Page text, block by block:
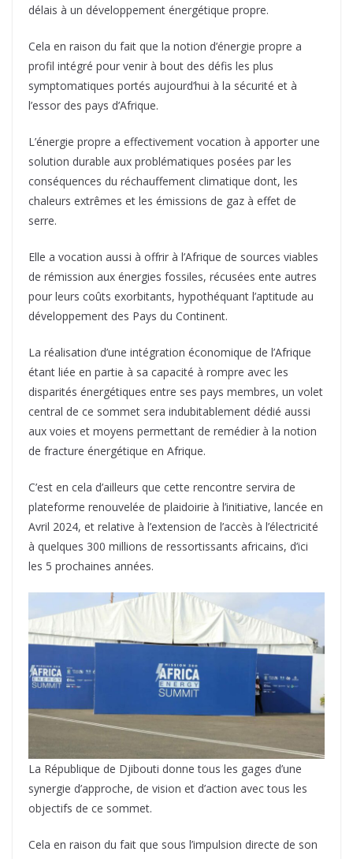
délais à un développement énergétique propre.
Cela en raison du fait que la notion d’énergie propre a
profil intégré pour venir à bout des défis les plus
symptomatiques portés aujourd’hui à la sécurité et à
l’essor des pays d’Afrique.
L’énergie propre a effectivement vocation à apporter une
solution durable aux problématiques posées par les
conséquences du réchauffement climatique dont, les
chaleurs extrêmes et les émissions de gaz à effet de
serre.
Elle a vocation aussi à offrir à l’Afrique de sources viables
de rémission aux énergies fossiles, récusées ente autres
pour leurs coûts exorbitants, hypothéquant l’aptitude au
développement des Pays du Continent.
La réalisation d’une intégration économique de l’Afrique
étant liée en partie à sa capacité à rompre avec les
disparités énergétiques entre ses pays membres, un volet
central de ce sommet sera indubitablement dédié aussi
aux voies et moyens permettant de remédier à la notion
de fracture énergétique en Afrique.
C’est en cela d’ailleurs que cette rencontre servira de
plateforme renouvelée de plaidoirie à l’initiative, lancée en
Avril 2024, et relative à l’extension de l’accès à l’électricité
à quelques 300 millions de ressortissants africains, d’ici
les 5 prochaines années.
La République de Djibouti donne tous les gages d’une
synergie d’approche, de vision et d’action avec tous les
objectifs de ce sommet.
Cela en raison du fait que sous l’impulsion directe de son